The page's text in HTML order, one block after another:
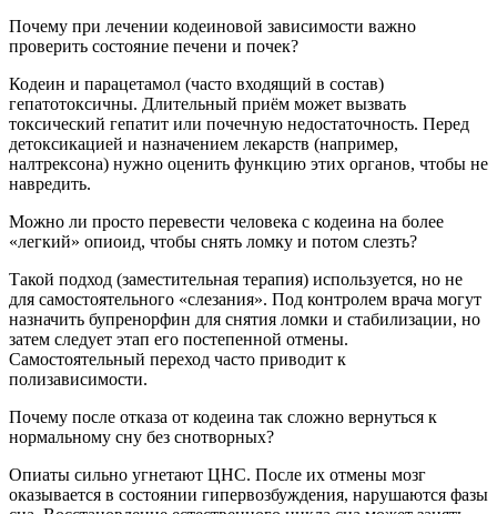
Почему при лечении кодеиновой зависимости важно
проверить состояние печени и почек?
Кодеин и парацетамол (часто входящий в состав)
гепатотоксичны. Длительный приём может вызвать
токсический гепатит или почечную недостаточность. Перед
детоксикацией и назначением лекарств (например,
налтрексона) нужно оценить функцию этих органов, чтобы не
навредить.
Можно ли просто перевести человека с кодеина на более
«легкий» опиоид, чтобы снять ломку и потом слезть?
Такой подход (заместительная терапия) используется, но не
для самостоятельного «слезания». Под контролем врача могут
назначить бупренорфин для снятия ломки и стабилизации, но
затем следует этап его постепенной отмены.
Самостоятельный переход часто приводит к
полизависимости.
Почему после отказа от кодеина так сложно вернуться к
нормальному сну без снотворных?
Опиаты сильно угнетают ЦНС. После их отмены мозг
оказывается в состоянии гипервозбуждения, нарушаются фазы